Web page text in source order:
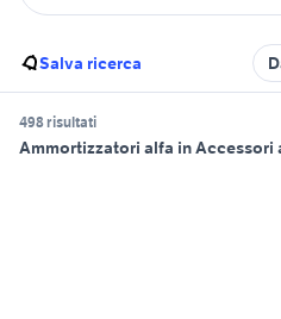
Salva ricerca
498 risultati
Ammortizzatori alfa in Accessori